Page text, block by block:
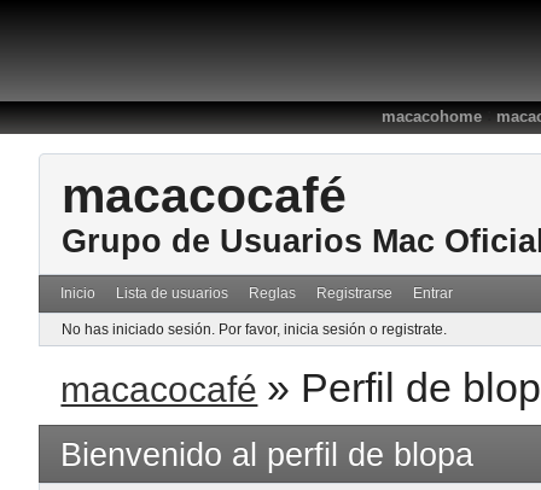
macacohome:
macacocafé
Grupo de Usuarios Mac
Inicio Lista de usuarios Reglas Registrarse Entrar
No has iniciado sesión. Por favor, inicia sesión o registrate.
macacocafé » Perfil de
Bienvenido al perfil de blopa